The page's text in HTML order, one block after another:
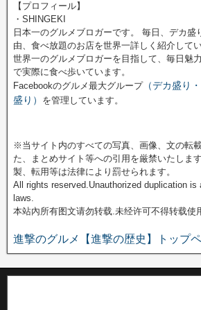
【プロフィール】
・SHINGEKI
日本一のグルメブロガーです。 毎日、デカ盛
由、食べ放題のお店を世界一詳しく紹介してい
世界一のグルメブロガーを目指して、毎日魅
で実際に食べ歩いています。
Facebookのグルメ最大グループ（デカ盛り
盛り） を管理しています。
※当サイト内のすべての写真、画像、文の転
た、まとめサイト等への引用を厳禁いたしま
製、転用等は法律により罰せられます。
All rights reserved.Unauthorized duplication is
laws.
本站內所有图文请勿转载.未经许可不得转载使
進撃のグルメ【進撃の歴史】トップ